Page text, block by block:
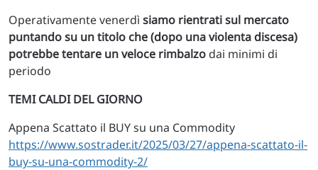
Operativamente venerdì siamo rientrati sul mercato
puntando su un titolo che (dopo una violenta discesa)
potrebbe tentare un veloce rimbalzo dai minimi di
periodo
TEMI CALDI DEL GIORNO
Appena Scattato il BUY su una Commodity
https://www.sostrader.it/2025/03/27/appena-scattato-il-
buy-su-una-commodity-2/